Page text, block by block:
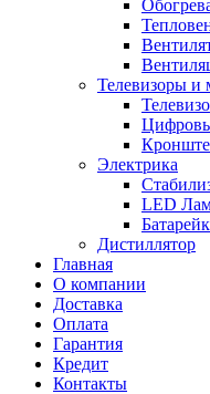
Телевизоры и
Электрика
LED
Дистиллятор
Главная
О компании
Доставка
Оплата
Гарантия
Кредит
Контакты